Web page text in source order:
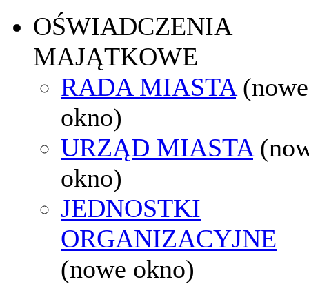
OŚWIADCZENIA
MAJĄTKOWE
RADA MIASTA (nowe
okno)
URZĄD MIASTA
okno)
JEDNOSTKI
ORGANIZACYJNE
(nowe okno)